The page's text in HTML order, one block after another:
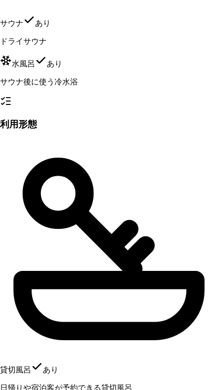
サウナ あり
ドライサウナ
水風呂 あり
サウナ後に使う冷水浴
利用形態
貸切風呂 あり
日帰りや宿泊客が予約できる貸切風呂